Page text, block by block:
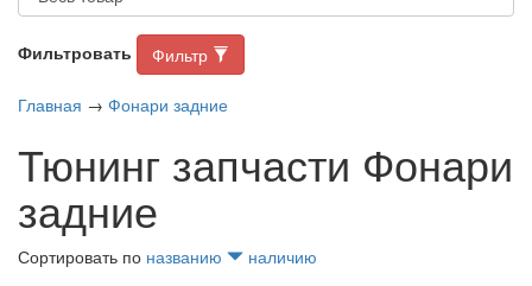
Фильтровать Фильтр
Главная → Фонари задние
Тюнинг запчасти Фонари
задние
Сортировать по названию наличию